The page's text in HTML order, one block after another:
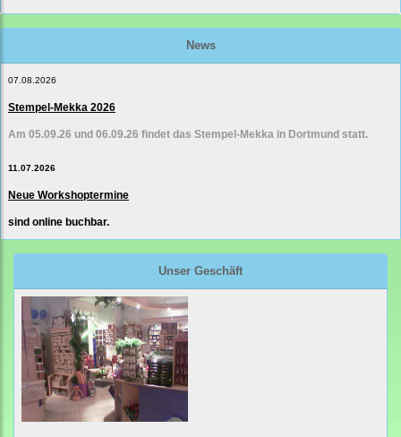
News
07.08.2026
Stempel-Mekka 2026
Am 05.09.26 und 06.09.26 findet das Stempel-Mekka in Dortmund statt.
11.07.2026
Neue Workshoptermine
sind online buchbar.
Unser Geschäft